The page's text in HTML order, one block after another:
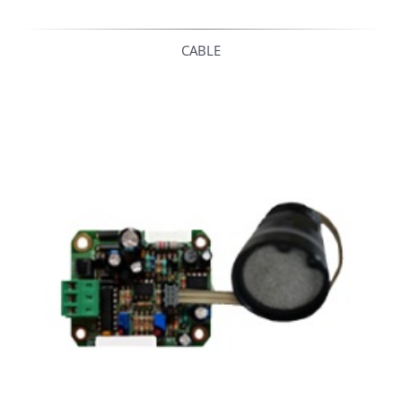
CABLE